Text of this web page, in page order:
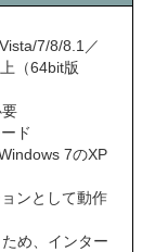
7/8/8.1／
（64bit版
ド
7のXP
ンとして動作
め、インター